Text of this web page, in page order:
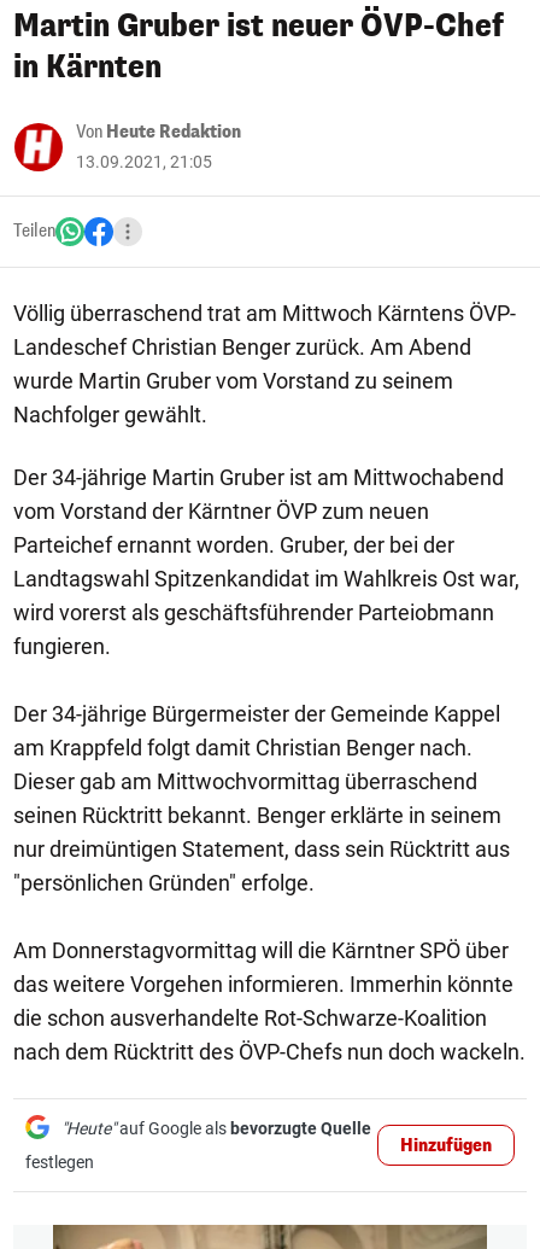
Martin Gruber ist neuer ÖVP-Chef
in Kärnten
Von Heute Redaktion
13.09.2021, 21:05
Teilen
Völlig überraschend trat am Mittwoch Kärntens ÖVP-
Landeschef Christian Benger zurück. Am Abend
wurde Martin Gruber vom Vorstand zu seinem
Nachfolger gewählt.
Der 34-jährige Martin Gruber ist am Mittwochabend
vom Vorstand der Kärntner ÖVP zum neuen
Parteichef ernannt worden. Gruber, der bei der
Landtagswahl Spitzenkandidat im Wahlkreis Ost war,
wird vorerst als geschäftsführender Parteiobmann
fungieren.
Der 34-jährige Bürgermeister der Gemeinde Kappel
am Krappfeld folgt damit Christian Benger nach.
Dieser gab am Mittwochvormittag überraschend
seinen Rücktritt bekannt. Benger erklärte in seinem
nur dreimüntigen Statement, dass sein Rücktritt aus
"persönlichen Gründen" erfolge.
Am Donnerstagvormittag will die Kärntner SPÖ über
das weitere Vorgehen informieren. Immerhin könnte
die schon ausverhandelte Rot-Schwarze-Koalition
nach dem Rücktritt des ÖVP-Chefs nun doch wackeln.
"Heute"auf Google als bevorzugte Quelle
festlegen
Hinzufügen
1/35